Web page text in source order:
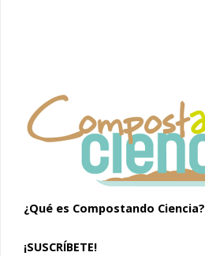
¿Qué es Compostando Ciencia?
¡SUSCRÍBETE!